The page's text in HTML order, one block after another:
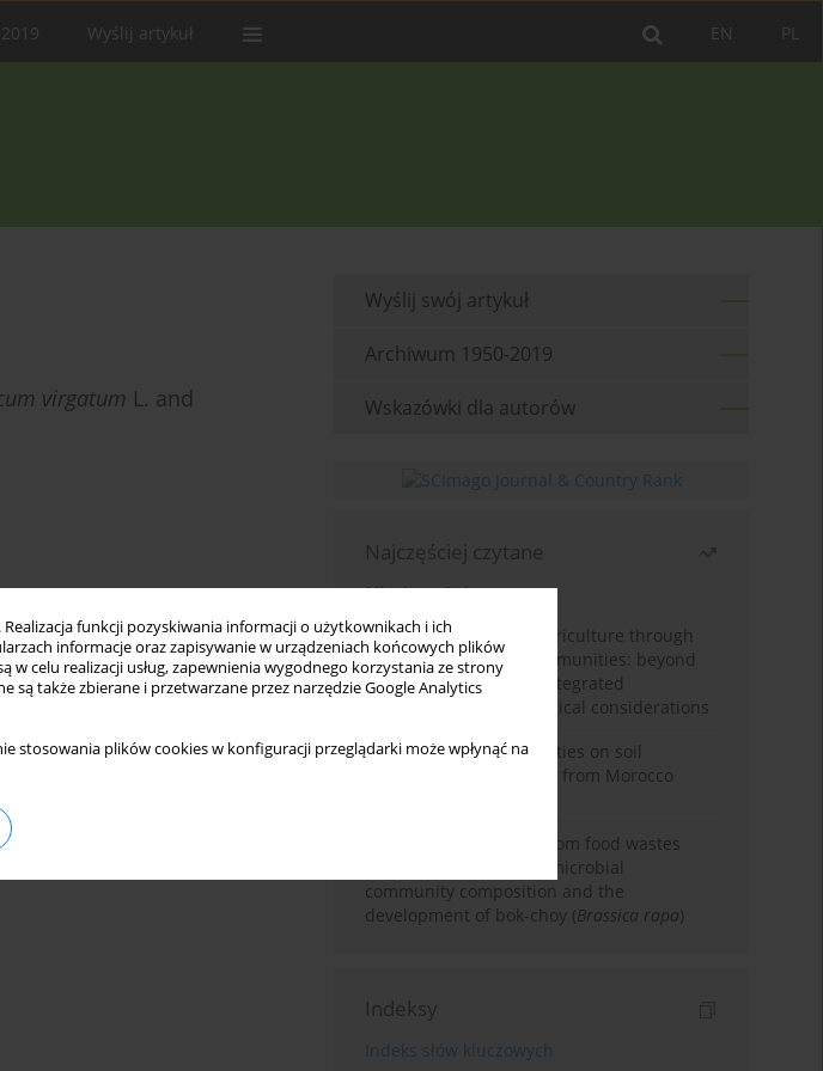
funkcji pozyskiwania informacji o użytkownikach i ich
informacje oraz zapisywanie w urządzeniach końcowych plików
w celu realizacji usług, zapewnienia wygodnego korzystania ze strony
są także zbierane i przetwarzane przez narzędzie Google Analytics
stosowania plików cookies w konfiguracji przeglądarki może wpłynąć na
PL
EN
Wyślij artykuł
virgatum L. and
Wyślij swój artykuł
Archiwum 1950-2019
Wskazówki dla autorów
Najczęściej czytane
Miesiąc
Rok
Towards sustainable agriculture through
synthetic microbial communities: beyond
multifunctional roles, integrated
applications, and ecological considerations
Impacts of mining activities on soil
properties: case studies from Morocco
Bio-organic fertilizers from food wastes
induce changes in soil microbial
community composition and the
development of bok-choy (Brassica rapa)
Indeksy
Indeks słów kluczowych